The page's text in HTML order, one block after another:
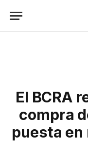
El BCRA
compra
puesta en